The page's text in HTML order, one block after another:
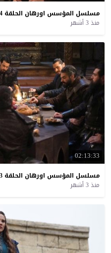
مسلسل المؤسس اورهان الحلقة
منذ 3 أشهر
02:13:33
مسلسل المؤسس اورهان الحلقة
منذ 3 أشهر